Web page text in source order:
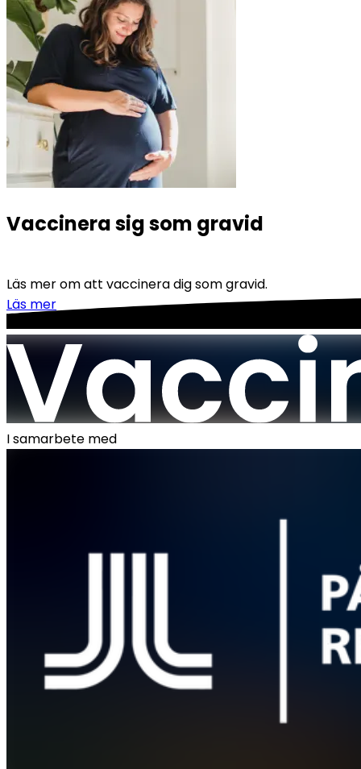
Vaccinera sig som gravid
Läs mer om att vaccinera dig som gravid.
Läs mer
I samarbete med